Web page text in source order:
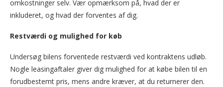
omkostninger selv. Vær opmærksom på, hvad der er
inkluderet, og hvad der forventes af dig.
Restværdi og mulighed for køb
Undersøg bilens forventede restværdi ved kontraktens udløb.
Nogle leasingaftaler giver dig mulighed for at købe bilen til en
forudbestemt pris, mens andre kræver, at du returnerer den.